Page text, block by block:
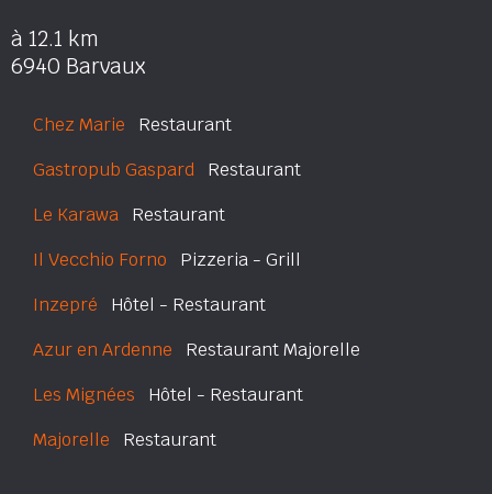
à 12.1 km
6940 Barvaux
Chez Marie Restaurant
Gastropub Gaspard Restaurant
Le Karawa Restaurant
Il Vecchio Forno Pizzeria - Grill
Inzepré Hôtel - Restaurant
Azur en Ardenne Restaurant Majorelle
Les Mignées Hôtel - Restaurant
Majorelle Restaurant